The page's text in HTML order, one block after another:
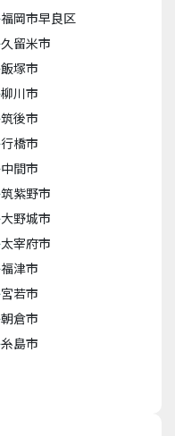
福岡市早良区
久留米市
飯塚市
柳川市
筑後市
行橋市
中間市
筑紫野市
大野城市
太宰府市
福津市
宮若市
朝倉市
糸島市